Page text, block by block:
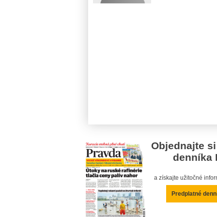
Objednajte
denníka
a získajte užitočné
Predplatné